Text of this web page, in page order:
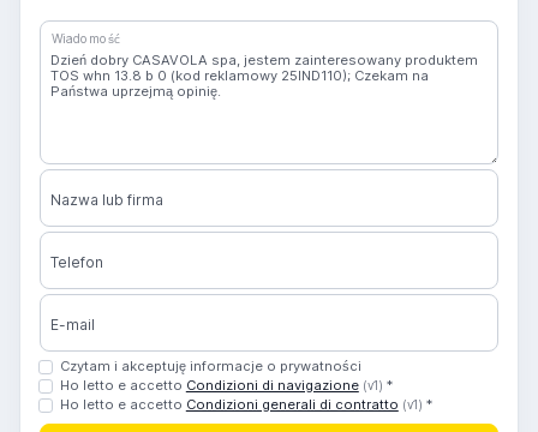
Wiadomość
Nazwa lub firma
Telefon
E-mail
Czytam i akceptuję informacje o prywatności
Ho letto e accetto Condizioni di navigazione (v1) *
Ho letto e accetto Condizioni generali di contratto (v1) *